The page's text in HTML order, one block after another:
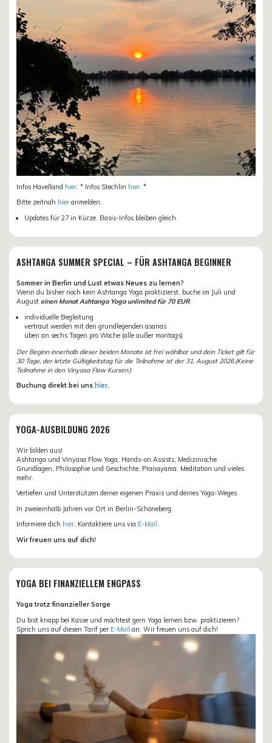
Infos Havelland hier . * Infos Stechlin hier . *
Bitte zeitnah hier anmelden.
Updates für 27 in Kürze. Basis-Infos bleiben gleich.
ASHTANGA SUMMER SPECIAL – FÜR ASHTANGA BEGINNER
Sommer in Berlin und Lust etwas Neues zu lernen?
Wenn du bisher noch kein Ashtanga Yoga praktizierst, buche im Juli und
August einen Monat Ashtanga Yoga unlimited für 70 EUR.
individuelle Begleitung
vertraut werden mit den grundlegenden asanas
üben an sechs Tagen pro Woche (alle außer montags)
Der Beginn innerhalb dieser beiden Monate ist frei wählbar und dein Ticket gilt für
30 Tage, der letzte Gültigkeitstag für die Teilnahme ist der 31. August 2026.(Keine
Teilnahme in den Vinyasa Flow Kursen.)
Buchung direkt bei uns hier.
YOGA-AUSBILDUNG 2026
Wir bilden aus!
Ashtanga und Vinyasa Flow Yoga, Hands-on Assists, Medizinische
Grundlagen, Philosophie und Geschichte, Pranayama, Meditation und vieles
mehr.
Vertiefen und Unterstützen deiner eigenen Praxis und deines Yoga-Weges.
In zweieinhalb Jahren vor Ort in Berlin-Schöneberg.
Informiere dich hier. Kontaktiere uns via E-Mail.
Wir freuen uns auf dich!
YOGA BEI FINANZIELLEM ENGPASS
Yoga trotz finanzieller Sorge
Du bist knapp bei Kasse und möchtest gern Yoga lernen bzw. praktizieren?
Sprich uns auf diesen Tarif per E-Mail an. Wir freuen uns auf dich!